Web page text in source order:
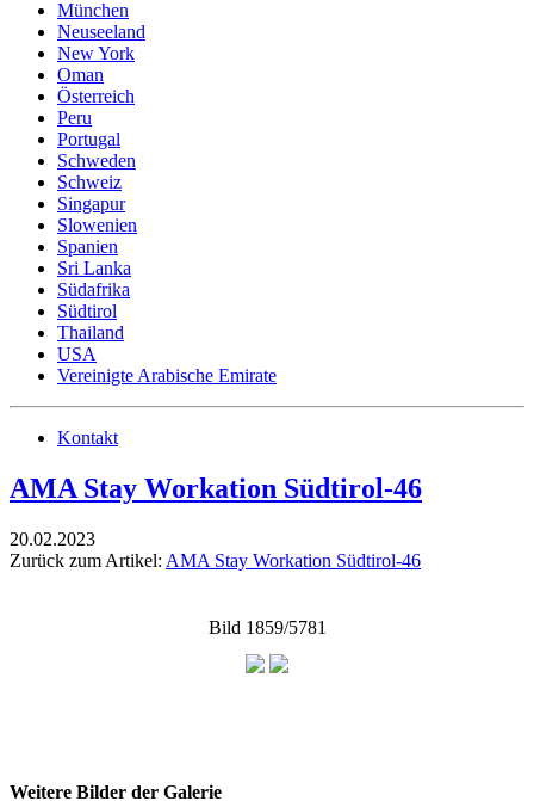
München
Neuseeland
New York
Oman
Österreich
Peru
Portugal
Schweden
Schweiz
Singapur
Slowenien
Spanien
Sri Lanka
Südafrika
Südtirol
Thailand
USA
Vereinigte Arabische Emirate
Kontakt
AMA Stay Workation Südtirol-46
20.02.2023
Zurück zum Artikel: AMA Stay Workation Südtirol-46
Bild 1859/5781
Weitere Bilder der Galerie